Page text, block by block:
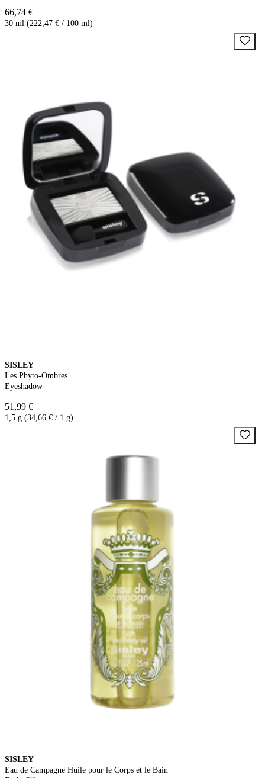
66,74 €
30 ml (222,47 € / 100 ml)
SISLEY
Les Phyto-Ombres
Eyeshadow
51,99 €
1,5 g (34,66 € / 1 g)
SISLEY
Eau de Campagne Huile pour le Corps et le Bain